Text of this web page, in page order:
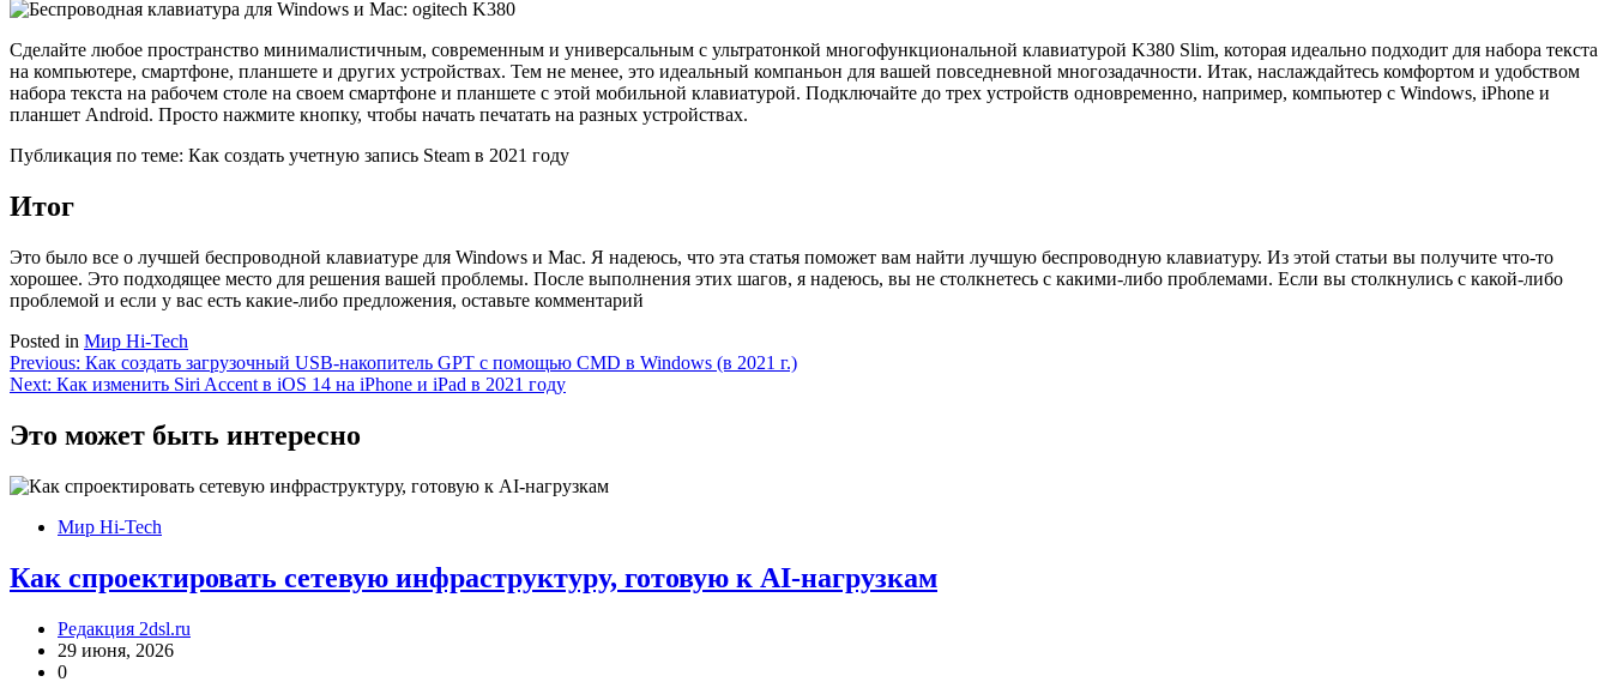
: ogitech K380
Сделайте любое пространство минималистичным, современным и универсальным с ультратонкой многофункциональной клавиатурой K380 Slim, которая идеально подходит для набора текста
на компьютере, смартфоне, планшете и других устройствах. Тем не менее, это идеальный компаньон для вашей повседневной многозадачности. Итак, наслаждайтесь комфортом и удобством
набора текста на рабочем столе на своем смартфоне и планшете с этой мобильной клавиатурой. Подключайте до трех устройств одновременно, например, компьютер с Windows, iPhone и
планшет Android. Просто нажмите кнопку, чтобы начать печатать на разных устройствах.
Публикация по теме: Как создать учетную запись Steam в 2021 году
Итог
Это было все о лучшей беспроводной клавиатуре для Windows и Mac. Я надеюсь, что эта статья поможет вам найти лучшую беспроводную клавиатуру. Из этой статьи вы получите что-то
хорошее. Это подходящее место для решения вашей проблемы. После выполнения этих шагов, я надеюсь, вы не столкнетесь с какими-либо проблемами. Если вы столкнулись с какой-либо
проблемой и если у вас есть какие-либо предложения, оставьте комментарий
Posted in Мир Hi-Tech
Навигация
по
записям
Previous: Как создать загрузочный USB-накопитель GPT с помощью CMD в Windows (в 2021 г.)
Next: Как изменить Siri Accent в iOS 14 на iPhone и iPad в 2021 году
Это может быть интересно
Мир Hi-Tech
Как спроектировать сетевую инфраструктуру, готовую к AI-нагрузкам
Редакция 2dsl.ru
29 июня, 2026
0